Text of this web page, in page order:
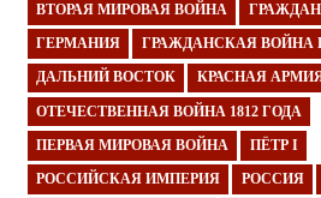
ВТОРАЯ МИРОВАЯ ВОЙНА
ГЕРМАНИЯ ГРАЖДАНСКАЯ ВОЙНА
ДАЛЬНИЙ ВОСТОК КРАСНАЯ
ОТЕЧЕСТВЕННАЯ ВОЙНА 1812 ГОДА
ПЕРВАЯ МИРОВАЯ ВОЙНА ПЁТР I
РОССИЙСКАЯ ИМПЕРИЯ РОССИЯ